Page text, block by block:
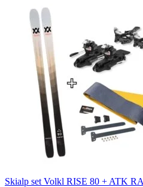
Skialp set Volkl RISE 80 + ATK